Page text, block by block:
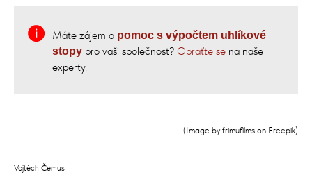
Máte zájem o pomoc s výpočtem uhlíkové
stopy pro vaši společnost? Obraťte se na naše
experty.
(Image by frimufilms on Freepik)
Vojtěch Čemus